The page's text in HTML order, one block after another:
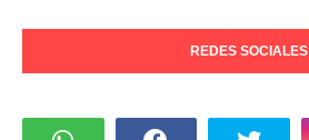
REDES SOCIALES